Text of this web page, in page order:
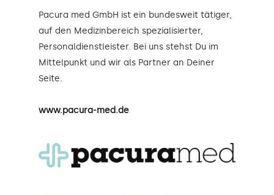
Pacura med GmbH ist ein bundesweit tätiger,
auf den Medizinbereich spezialisierter,
Personaldienstleister. Bei uns stehst Du im
Mittelpunkt und wir als Partner an Deiner
Seite.
www.pacura-med.de